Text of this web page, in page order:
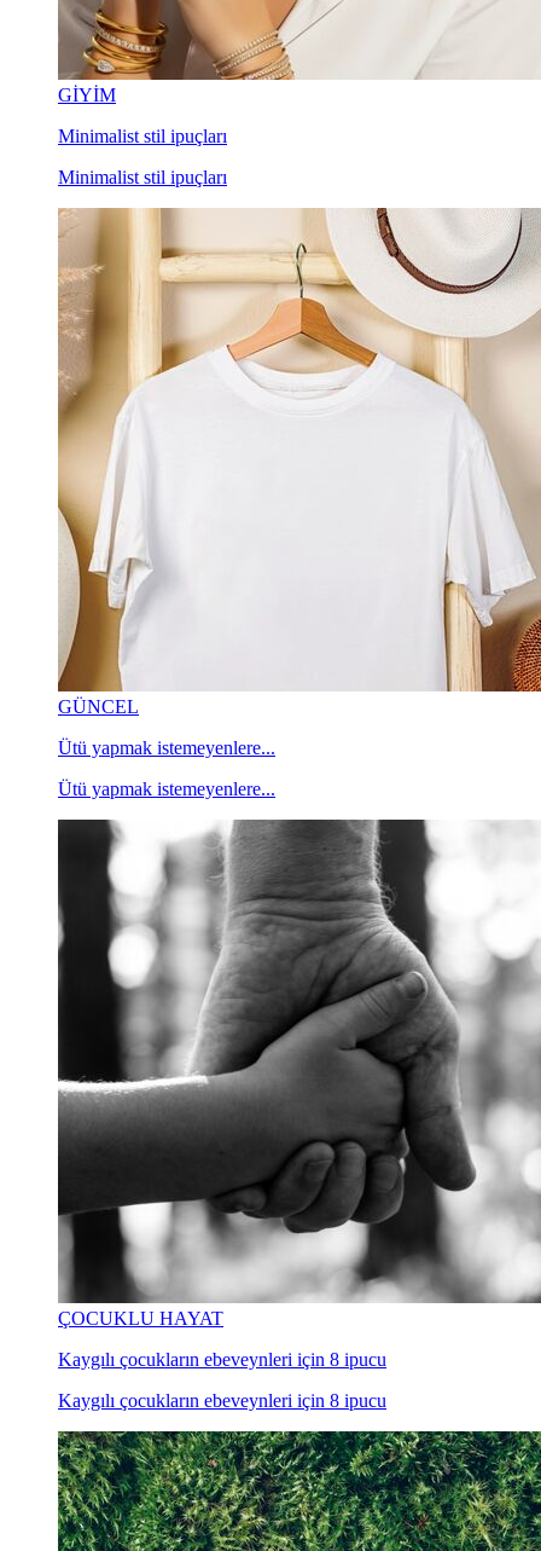
GİYİM
Minimalist stil ipuçları
Minimalist stil ipuçları
GÜNCEL
Ütü yapmak istemeyenlere...
Ütü yapmak istemeyenlere...
ÇOCUKLU HAYAT
Kaygılı çocukların ebeveynleri için 8 ipucu
Kaygılı çocukların ebeveynleri için 8 ipucu